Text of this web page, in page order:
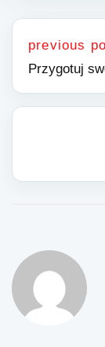
previous
Przygotuj